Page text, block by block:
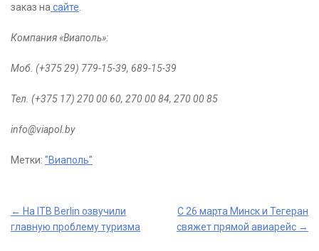
заказ на сайте
Компания «Виаполь»:
Моб. (+375 29) 779-15-39, 689-15-39
Тел. (+375 17) 270 00 60, 270 00 84, 270 00 85
info@viapol.by
Метки: "Виаполь"
Post
← На ITB Berlin озвучили
главную проблему туризма
С 26 марта Минск и Тегеран
свяжет прямой авиарейс →